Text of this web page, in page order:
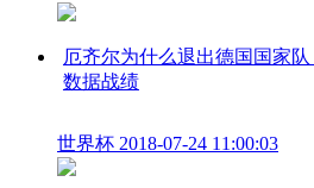
厄齐尔为什么退出德国国家
数据战绩
世界杯 2018-07-24 11:00:03